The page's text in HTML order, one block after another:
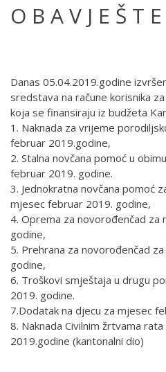
O B A V J E Š T
Danas 05.04.2019.godine
sredstava na račune korisnika
koja se finansiraju iz budžeta
1. Naknada za vrijeme
februar 2019.godine,
2. Stalna novčana pomoć u
februar 2019. godine.
3. Jednokratna novčana pomoć
mjesec februar 2019. godine,
4. Oprema za novorođenčad za
godine,
5. Prehrana za novorođenčad
godine,
6. Troškovi smještaja u drugu
2019. godine.
7.Dodatak na djecu za mjesec
8. Naknada Civilnim žrtvama
2019.godine (kantonalni dio)